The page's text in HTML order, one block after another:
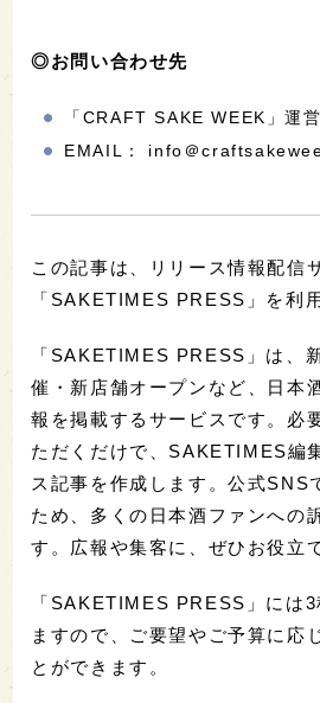
◎お問い合わせ先
「CRAFT SAKE WEEK」運
EMAIL： info＠
この記事は、リリース情報配信
「SAKETIMES PRESS」を利
「SAKETIMES PRESS」は、
催・新店舗オープンなど、日本
報を掲載するサービスです。必
ただくだけで、SAKETIMES編
ス記事を作成します。公式SNS
ため、多くの日本酒ファンへの
す。広報や集客に、ぜひお役立
「SAKETIMES PRESS」には
ますので、ご要望やご予算に応
とができます。